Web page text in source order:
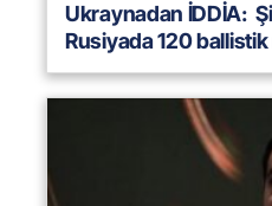
Ukraynadan İDDİA:
Rusiyada 120